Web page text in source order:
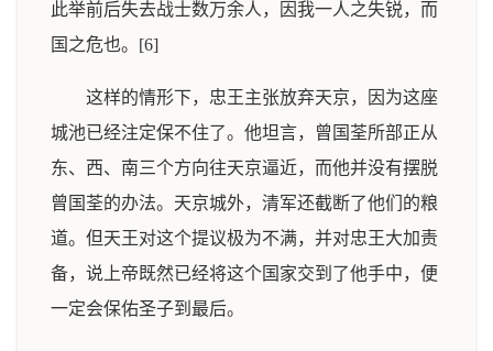
此举前后失去战士数万余人，因我一人之失锐，而
国之危也。[6]
这样的情形下，忠王主张放弃天京，因为这座
城池已经注定保不住了。他坦言，曾国荃所部正从
东、西、南三个方向往天京逼近，而他并没有摆脱
曾国荃的办法。天京城外，清军还截断了他们的粮
道。但天王对这个提议极为不满，并对忠王大加责
备，说上帝既然已经将这个国家交到了他手中，便
一定会保佑圣子到最后。